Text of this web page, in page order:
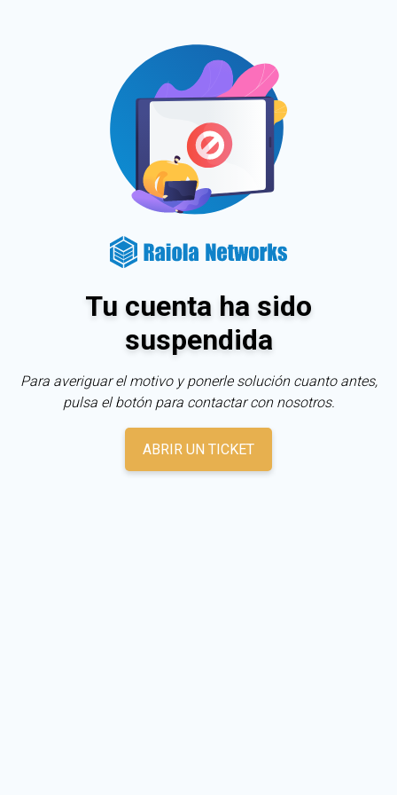
Tu cuenta ha sido
suspendida
Para averiguar el motivo y ponerle solución cuanto antes,
pulsa el botón para contactar con nosotros.
ABRIR UN TICKET